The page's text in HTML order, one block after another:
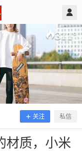
311°
关注 私信
材质，小米
2020/1/14